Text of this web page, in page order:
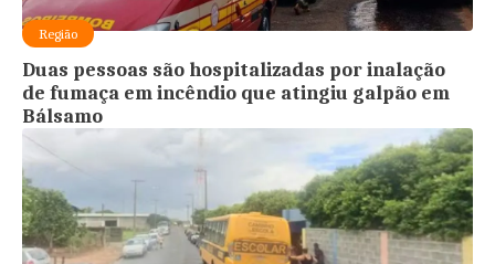
Região
Duas pessoas são hospitalizadas por inalação
de fumaça em incêndio que atingiu galpão em
Bálsamo